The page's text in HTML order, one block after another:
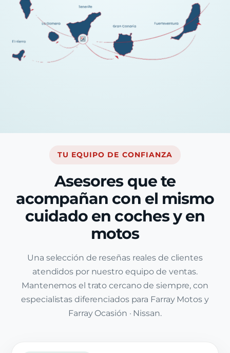
TU EQUIPO DE CONFIANZA
Asesores que te
acompañan con el mismo
cuidado en coches y en
motos
Una selección de reseñas reales de clientes
atendidos por nuestro equipo de ventas.
Mantenemos el trato cercano de siempre, con
especialistas diferenciados para Farray Motos y
Farray Ocasión · Nissan.